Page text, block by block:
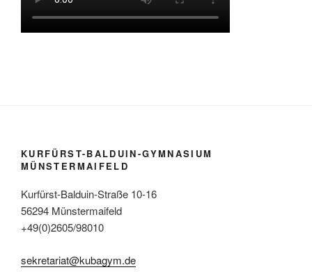
KURFÜRST-BALDUIN-GYMNASIUM
MÜNSTERMAIFELD
Kurfürst-Balduin-Straße 10-16
56294 Münstermaifeld
+49(0)2605/98010
sekretariat@kubagym.de